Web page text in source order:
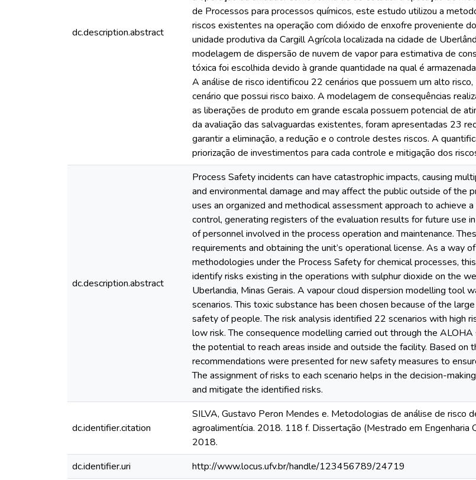
dc.description.abstract
de Processos para processos químicos, este estudo utilizou a
riscos existentes na operação com dióxido de enxofre proveniente
unidade produtiva da Cargill Agrícola localizada na cidade de
modelagem de dispersão de nuvem de vapor para estimativa de
tóxica foi escolhida devido à grande quantidade na qual é
A análise de risco identificou 22 cenários que possuem um alto
cenário que possui risco baixo. A modelagem de consequências
as liberações de produto em grande escala possuem potencial de
da avaliação das salvaguardas existentes, foram apresentadas 23
garantir a eliminação, a redução e o controle destes riscos. A
priorização de investimentos para cada controle e mitigação dos
dc.description.abstract
Process Safety incidents can have catastrophic impacts, causing
and environmental damage and may affect the public outside of the
uses an organized and methodical assessment approach to achieve
control, generating registers of the evaluation results for future use
of personnel involved in the process operation and maintenance.
requirements and obtaining the unit’s operational license. As a way
methodologies under the Process Safety for chemical processes,
identify risks existing in the operations with sulphur dioxide on the
Uberlandia, Minas Gerais. A vapour cloud dispersion modelling tool
scenarios. This toxic substance has been chosen because of the
safety of people. The risk analysis identified 22 scenarios with high
low risk. The consequence modelling carried out through the
the potential to reach areas inside and outside the facility. Based on
recommendations were presented for new safety measures to
The assignment of risks to each scenario helps in the decision-
and mitigate the identified risks.
dc.identifier.citation
SILVA, Gustavo Peron Mendes e. Metodologias de análise de risco
agroalimentícia. 2018. 118 f. Dissertação (Mestrado em Engenharia
2018.
dc.identifier.uri http://www.locus.ufv.br/handle/123456789/24719